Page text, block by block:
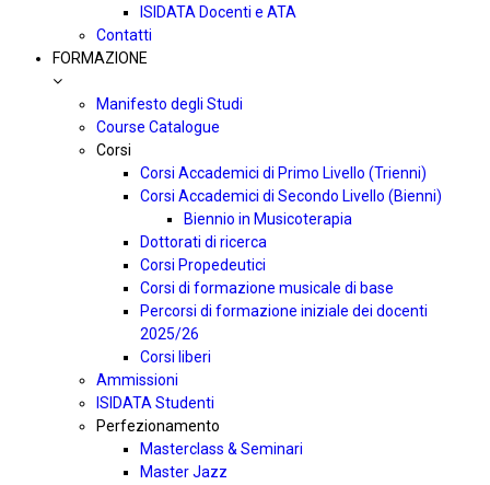
ISIDATA Docenti e ATA
Contatti
FORMAZIONE
Manifesto degli Studi
Course Catalogue
Corsi
Corsi Accademici di Primo Livello (Trienni)
Corsi Accademici di Secondo Livello (Bienni)
Biennio in Musicoterapia
Dottorati di ricerca
Corsi Propedeutici
Corsi di formazione musicale di base
Percorsi di formazione iniziale dei docenti
2025/26
Corsi liberi
Ammissioni
ISIDATA Studenti
Perfezionamento
Masterclass & Seminari
Master Jazz